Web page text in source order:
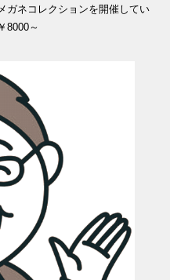
ガネコレクションを開催してい
8000～